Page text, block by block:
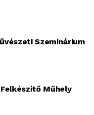
Szeminárium
Műhely